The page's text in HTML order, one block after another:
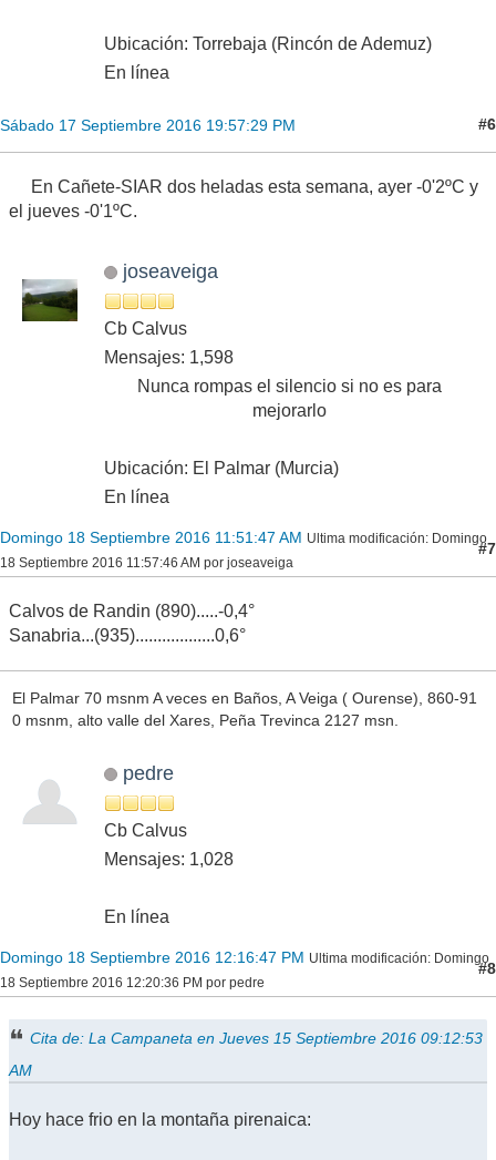
Ubicación: Torrebaja (Rincón de Ademuz)
En línea
Sábado 17 Septiembre 2016 19:57:29 PM #6
En Cañete-SIAR dos heladas esta semana, ayer -0'2ºC y
el jueves -0'1ºC.
joseaveiga
Cb Calvus
Mensajes: 1,598
Nunca rompas el silencio si no es para
mejorarlo
Ubicación: El Palmar (Murcia)
En línea
Domingo 18 Septiembre 2016 11:51:47 AM Ultima modificación: Domingo
18 Septiembre 2016 11:57:46 AM por joseaveiga
#7
Calvos de Randin (890).....-0,4°
Sanabria...(935)..................0,6°
El Palmar 70 msnm A veces en Baños, A Veiga ( Ourense), 860-91
0 msnm, alto valle del Xares, Peña Trevinca 2127 msn.
pedre
Cb Calvus
Mensajes: 1,028
En línea
Domingo 18 Septiembre 2016 12:16:47 PM Ultima modificación: Domingo
18 Septiembre 2016 12:20:36 PM por pedre
#8
Cita de: La Campaneta en Jueves 15 Septiembre 2016 09:12:53
AM
Hoy hace frio en la montaña pirenaica: